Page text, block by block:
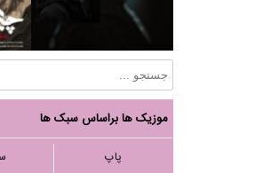
موزیک ها براساس سبک ها
پاپ